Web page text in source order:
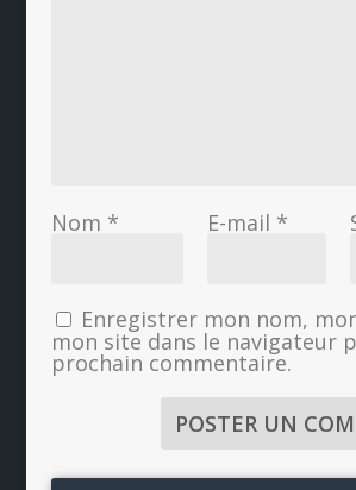
Nom * E-mail *
Enregistrer mon nom,
mon site dans le navigateur
prochain commentaire.